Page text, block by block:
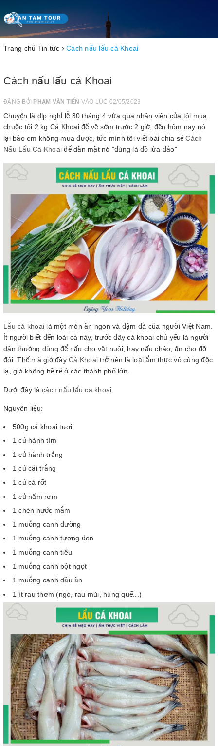
Toggle
navigation
Trang chủ Tin tức Cách nấu lẩu cá Khoai
Cách nấu lẩu cá Khoai
ĐĂNG BỞI PHẠM VĂN TIẾN VÀO LÚC 02/05/2023
Chuyện là dịp nghỉ lễ 30 tháng 4 vừa qua nhân viên của tôi mua
chuộc tôi 2 kg Cá Khoai để về sớm trước 2 giờ, đến hôm nay nó
lại bảo em không mua được, tức mình tôi viết bài chia sẻCách
Nấu Lẩu Cá Khoai để dằn mặt nó "đúng là đồ lừa đảo"
Lẩu cá khoai là một món ăn ngon và đậm đà của người Việt Nam.
Ít người biết đến loài cá này, trước đây cá khoai chủ yếu là người
dân thường dùng để nấu cho vật nuôi, hay nấu cháo, ăn cho đỡ
đói. Thế mà giờ đây Cá Khoai trở nên là loại ẩm thực vô cùng độc
lạ, giá không hề rẻ ở các thành phố lớn.
Dưới đây là cách nấu lẩu cá khoai:
Nguyên liệu:
500g cá khoai tươi
1 củ hành tím
1 củ hành trắng
1 củ cải trắng
1 củ cà rốt
1 củ nấm rơm
1 chén nước mắm
1 muỗng canh đường
1 muỗng canh tương đen
1 muỗng canh tiêu
1 muỗng canh bột ngọt
1 muỗng canh dầu ăn
1 ít rau thơm (ngò, rau mùi, húng quế...)